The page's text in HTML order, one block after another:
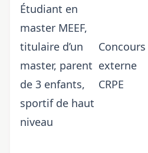
Étudiant en
master MEEF,
titulaire d’un
master, parent
de 3 enfants,
sportif de haut
niveau
Concours
externe
CRPE